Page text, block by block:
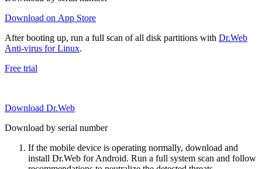
Download on App Store
After booting up, run a full scan of all disk partitions with Dr.Web
Anti-virus for Linux.
Free trial
Download Dr.Web
Download by serial number
If the mobile device is operating normally, download and
install Dr.Web for Android. Run a full system scan and follow